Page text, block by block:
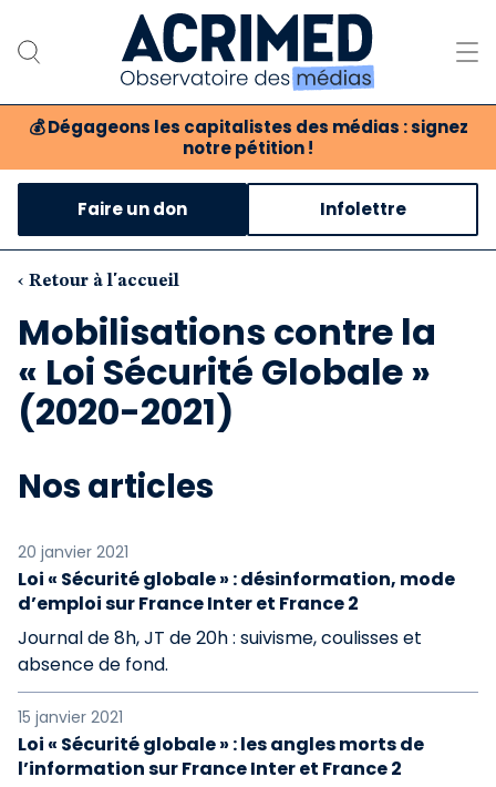
💰 Dégageons les capitalistes des médias : signez
notre pétition !
Notre association
Notre critique des médias
Nos propositions
Notre revue
Boutique
Faire un don Infolettre
‹ Retour à l'accueil
Mobilisations contre la
« Loi Sécurité Globale »
(2020-2021)
Nos articles
20 janvier 2021
Loi « Sécurité globale » : désinformation, mode
d’emploi sur France Inter et France 2
Journal de 8h, JT de 20h : suivisme, coulisses et
absence de fond.
15 janvier 2021
Loi « Sécurité globale » : les angles morts de
l’information sur France Inter et France 2